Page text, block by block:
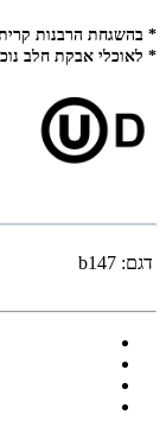
* בהשגחת הרבנות
* לאוכלי אבקת חלב
דגם: b147